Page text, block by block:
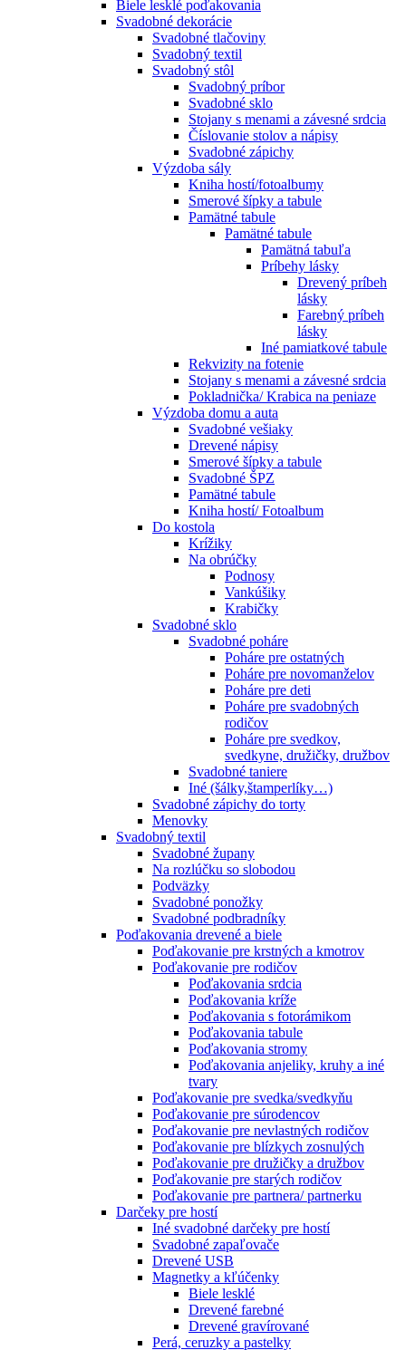
Biele lesklé poďakovania
Svadobné dekorácie
Svadobné tlačoviny
Svadobný textil
Svadobný stôl
Svadobný príbor
Svadobné sklo
Stojany s menami a závesné srdcia
Číslovanie stolov a nápisy
Svadobné zápichy
Výzdoba sály
Kniha hostí/fotoalbumy
Smerové šípky a tabule
Pamätné tabule
Pamätné tabule
Pamätná tabuľa
Príbehy lásky
Drevený príbeh
lásky
Farebný príbeh
lásky
Iné pamiatkové tabule
Rekvizity na fotenie
Stojany s menami a závesné srdcia
Pokladnička/ Krabica na peniaze
Výzdoba domu a auta
Svadobné vešiaky
Drevené nápisy
Smerové šípky a tabule
Svadobné ŠPZ
Pamätné tabule
Kniha hostí/ Fotoalbum
Do kostola
Krížiky
Na obrúčky
Podnosy
Vankúšiky
Krabičky
Svadobné sklo
Svadobné poháre
Poháre pre ostatných
Poháre pre novomanželov
Poháre pre deti
Poháre pre svadobných
rodičov
Poháre pre svedkov,
svedkyne, družičky, družbov
Svadobné taniere
Iné (šálky,štamperlíky…)
Svadobné zápichy do torty
Menovky
Svadobný textil
Svadobné župany
Na rozlúčku so slobodou
Podväzky
Svadobné ponožky
Svadobné podbradníky
Poďakovania drevené a biele
Poďakovanie pre krstných a kmotrov
Poďakovanie pre rodičov
Poďakovania srdcia
Poďakovania kríže
Poďakovania s fotorámikom
Poďakovania tabule
Poďakovania stromy
Poďakovania anjeliky, kruhy a iné
tvary
Poďakovanie pre svedka/svedkyňu
Poďakovanie pre súrodencov
Poďakovanie pre nevlastných rodičov
Poďakovanie pre blízkych zosnulých
Poďakovanie pre družičky a družbov
Poďakovanie pre starých rodičov
Poďakovanie pre partnera/ partnerku
Darčeky pre hostí
Iné svadobné darčeky pre hostí
Svadobné zapaľovače
Drevené USB
Magnetky a kľúčenky
Biele lesklé
Drevené farebné
Drevené gravírované
Perá, ceruzky a pastelky